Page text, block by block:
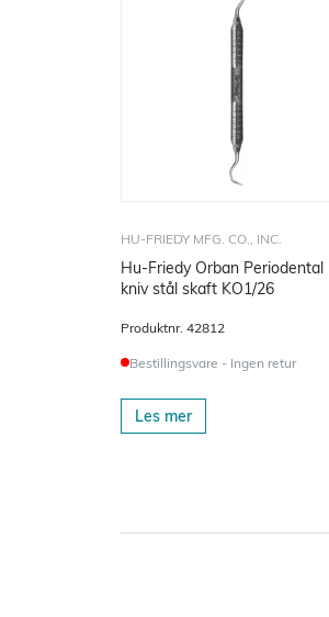
HU-FRIEDY MFG. CO., INC.
Hu-Friedy Orban Periodental
kniv stål skaft KO1/26
Produktnr. 42812
Bestillingsvare - Ingen retur
Les mer